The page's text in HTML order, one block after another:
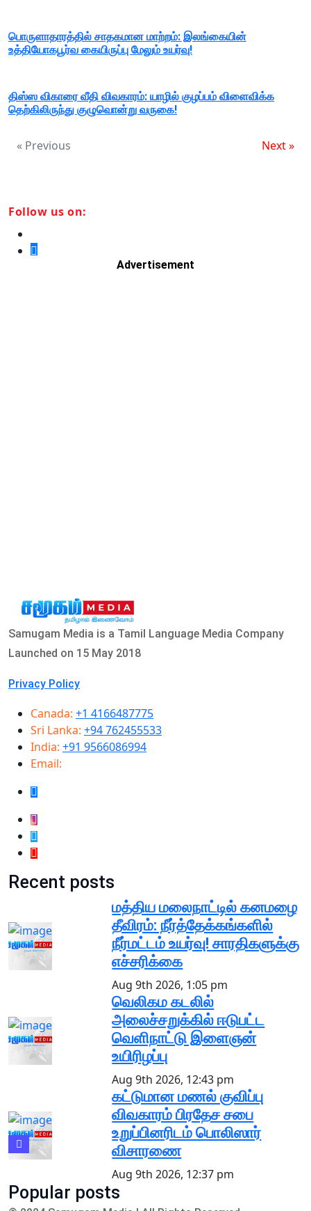
பொருளாதாரத்தில் சாதகமான மாற்றம்: இலங்கையின்
உத்தியோகபூர்வ கையிருப்பு மேலும் உயர்வு!
திஸ்ஸ விகாரை வீதி விவகாரம்: யாழில் குழப்பம் விளைவிக்க
தெற்கிலிருந்து குழுவொன்று வருகை!
« Previous Next »
Follow us on:
Advertisement
Samugam Media is a Tamil Language Media Company
Launched on 15 May 2018
Privacy Policy
Canada: +1 4166487775
Sri Lanka: +94 762455533
India: +91 9566086994
Email:
Recent posts
மத்திய மலைநாட்டில் கனமழை
தீவிரம்: நீர்த்தேக்கங்களில்
நீர்மட்டம் உயர்வு! சாரதிகளுக்கு
எச்சரிக்கை
Aug 9th 2026, 1:05 pm
வெலிகம கடலில்
அலைச்சறுக்கில் ஈடுபட்ட
வெளிநாட்டு இளைஞன்
உயிரிழப்பு
Aug 9th 2026, 12:43 pm
கட்டுமான மணல் குவிப்பு
விவகாரம் பிரதேச சபை
உறுப்பினரிடம் பொலிஸார்
விசாரணை
Aug 9th 2026, 12:37 pm
Popular posts